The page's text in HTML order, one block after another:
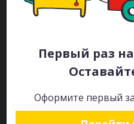
Первый раз
Оформите первый
Будьте